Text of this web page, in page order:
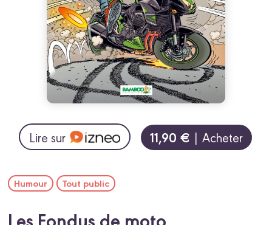
Lire sur 11,90 € | Acheter
Humour Tout public